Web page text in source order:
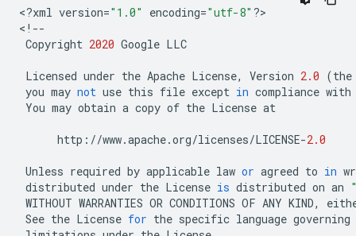
<?xml version="1.0" encoding="utf-8" ?>
< !--
Copyright 2020 Google LLC
Licensed under the Apache License, Version 2.0 (the
you may not use this file except in compliance with
You may obtain a copy of the License at
http : //www.apache.org/licenses/LICENSE-2.0
Unless required by applicable law or agreed to in
distributed under the License is distributed on an
WITHOUT WARRANTIES OR CONDITIONS OF ANY KIND,
See the License for the specific language governing